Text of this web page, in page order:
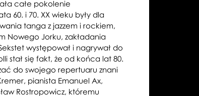
całe pokolenie
60. i 70. XX wieku były dla
tanga z jazzem i rockiem,
Nowego Jorku, zakładania
występował i nagrywał do
stał się fakt, że od końca lat 80.
do swojego repertuaru znani
pianista Emanuel Ax,
Rostropowicz, któremu